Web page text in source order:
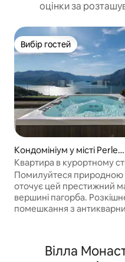
оцінки за
Вибір гостей
Вибір гостей
Кондомініум у місті Perled
o
Квартира в курортному
на озеро
Помилуйтеся
оточує цей престижний
вершині пагорба.
помешкання з
для ексклюзивного
Вілла